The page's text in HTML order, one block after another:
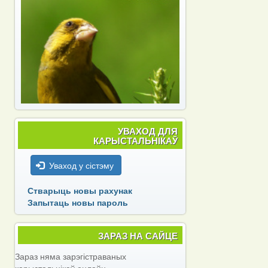
УВАХОД ДЛЯ
КАРЫСТАЛЬНІКАЎ
Уваход у сістэму
Стварыць новы рахунак
Запытаць новы пароль
ЗАРАЗ НА САЙЦЕ
Зараз няма зарэгістраваных